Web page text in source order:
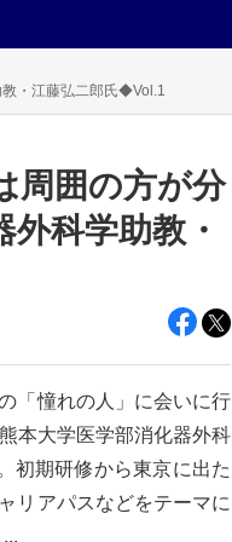
教・江藤弘二郎氏◆Vol.1
周囲の方が分
科学助教・
「憧れの人」に会いに行
本大学医学部消化器外科
初期研修から東京に出た
リアパスなどをテーマに